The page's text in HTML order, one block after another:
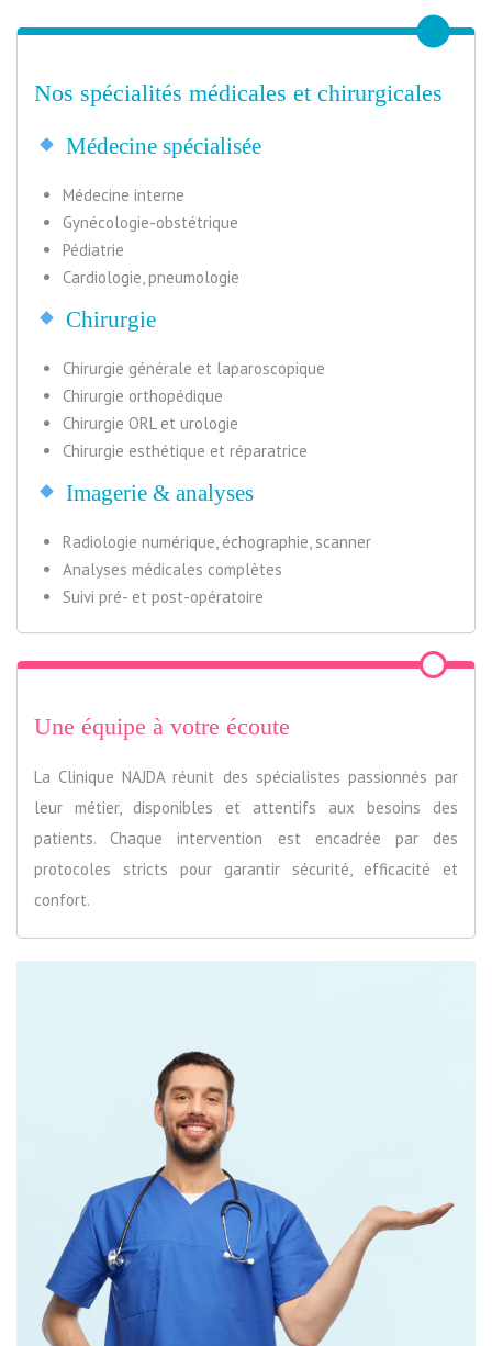
Nos spécialités médicales et chirurgicales
Médecine spécialisée
Médecine interne
Gynécologie-obstétrique
Pédiatrie
Cardiologie, pneumologie
Chirurgie
Chirurgie générale et laparoscopique
Chirurgie orthopédique
Chirurgie ORL et urologie
Chirurgie esthétique et réparatrice
Imagerie & analyses
Radiologie numérique, échographie, scanner
Analyses médicales complètes
Suivi pré- et post-opératoire
Une équipe à votre écoute
La Clinique NAJDA réunit des spécialistes passionnés par
leur métier, disponibles et attentifs aux besoins des
patients. Chaque intervention est encadrée par des
protocoles stricts pour garantir sécurité, efficacité et
confort.